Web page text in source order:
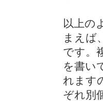
以上の
まえば
です。
を書い
れます
ぞれ別